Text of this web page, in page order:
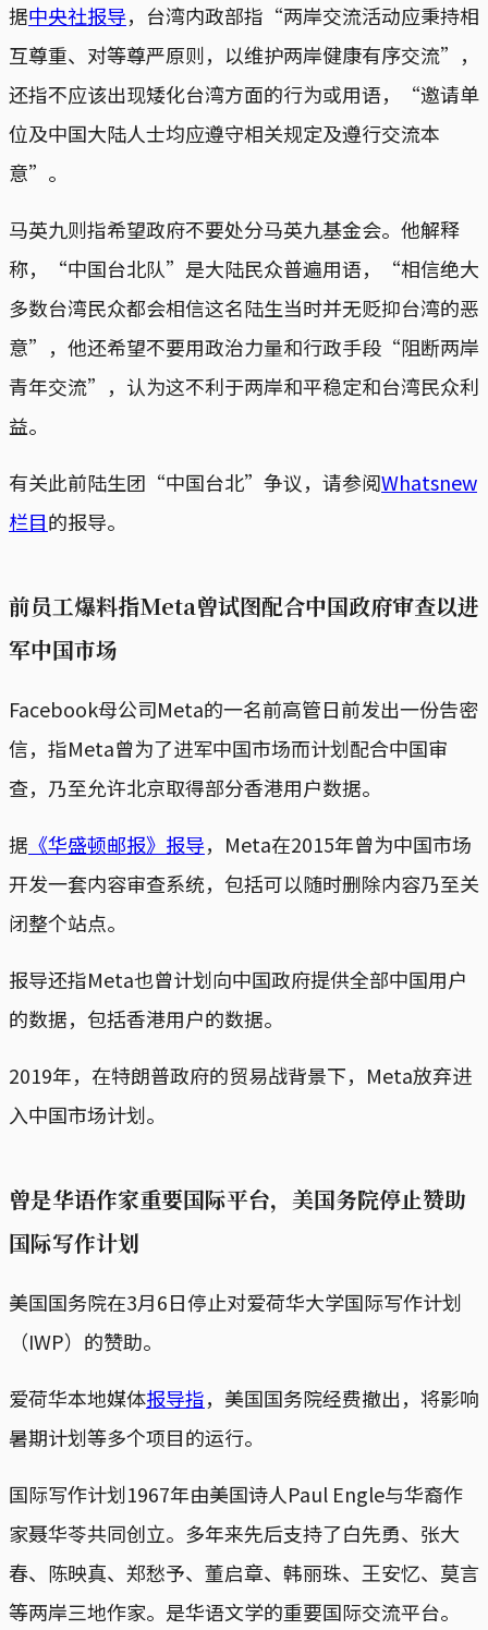
据中央社报导，台湾内政部指“两岸交流活动应秉持相
互尊重、对等尊严原则，以维护两岸健康有序交流”，
还指不应该出现矮化台湾方面的行为或用语，“邀请单
位及中国大陆人士均应遵守相关规定及遵行交流本
意”。
马英九则指希望政府不要处分马英九基金会。他解释
称，“中国台北队”是大陆民众普遍用语，“相信绝大
多数台湾民众都会相信这名陆生当时并无贬抑台湾的恶
意”，他还希望不要用政治力量和行政手段“阻断两岸
青年交流”，认为这不利于两岸和平稳定和台湾民众利
益。
有关此前陆生团“中国台北”争议，请参阅Whatsnew
栏目的报导。
前员工爆料指Meta曾试图配合中国政府审查以进
军中国市场
Facebook母公司Meta的一名前高管日前发出一份告密
信，指Meta曾为了进军中国市场而计划配合中国审
查，乃至允许北京取得部分香港用户数据。
据 《华盛顿邮报》报导，Meta在2015年曾为中国市场
开发一套内容审查系统，包括可以随时删除内容乃至关
闭整个站点。
报导还指Meta也曾计划向中国政府提供全部中国用户
的数据，包括香港用户的数据。
2019年，在特朗普政府的贸易战背景下，Meta放弃进
入中国市场计划。
曾是华语作家重要国际平台，美国务院停止赞助
国际写作计划
美国国务院在3月6日停止对爱荷华大学国际写作计划
（IWP）的赞助。
爱荷华本地媒体报导指，美国国务院经费撤出，将影响
暑期计划等多个项目的运行。
国际写作计划1967年由美国诗人Paul Engle与华裔作
家聂华苓共同创立。多年来先后支持了白先勇、张大
春、陈映真、郑愁予、董启章、韩丽珠、王安忆、莫言
等两岸三地作家。是华语文学的重要国际交流平台。